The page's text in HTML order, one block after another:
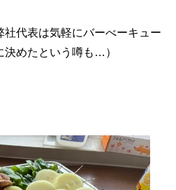
社代表は気軽にバーべーキュー
決めたという噂も…）